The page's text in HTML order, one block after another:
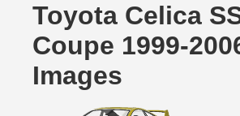
Toyota Celica
Coupe 1999-
Images